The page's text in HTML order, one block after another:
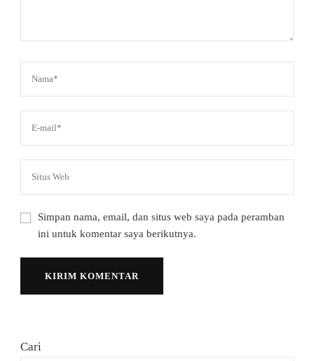
Simpan nama, email, dan situs web saya pada peramban
ini untuk komentar saya berikutnya.
Cari